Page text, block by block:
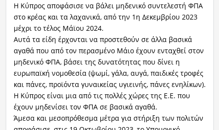
Η Κύπρος αποφάσισε να βάλει μηδενικό συντελεστή ΦΠΑ
στο κρέας και τα λαχανικά, από την 1η Δεκεμβρίου 2023
μέχρι το τέλος Μάϊου 2024.
Αυτά τα είδη έρχονται να προστεθούν σε άλλα βασικά
αγαθά που από τον περασμένο Μάιο έχουν ενταχθεί στον
μηδενικό ΦΠΑ, βάσει της δυνατότητας που δίνει η
ευρωπαϊκή νομοθεσία (ψωμί, γάλα, αυγά, παιδικές τροφές
και πάνες, προϊόντα γυναικείας υγιεινής, πάνες ενηλίκων).
Η Κύπρος είναι μια από τις πολλές χώρες της Ε.Ε. που
έχουν μηδενίσει τον ΦΠΑ σε βασικά αγαθά.
Άμεσα και μεσοπρόθεσμα μέτρα για στήριξη των πολιτών